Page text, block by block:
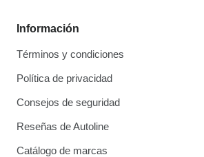
Información
Términos y condiciones
Política de privacidad
Consejos de seguridad
Reseñas de Autoline
Catálogo de marcas